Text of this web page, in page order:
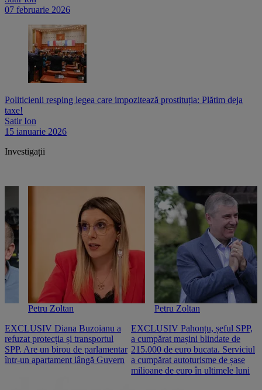
07 februarie 2026
Politicienii resping legea care impozitează prostituția: Plătim deja
taxe!
Satir Ion
15 ianuarie 2026
Investigații
Petru Zoltan
EXCLUSIV Diana Buzoianu a
refuzat protecția și transportul
SPP. Are un birou de parlamentar
într-un apartament lângă Guvern
Petru Zoltan
EXCLUSIV Pahonțu, șeful SPP,
a cumpărat mașini blindate de
215.000 de euro bucata. Serviciul
a cumpărat autoturisme de șase
milioane de euro în ultimele luni